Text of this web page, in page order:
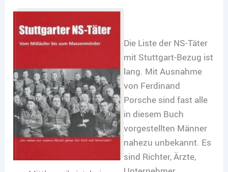
Die Liste der NS-Täter
mit Stuttgart-Bezug ist
lang. Mit Ausnahme
von Ferdinand
Porsche sind fast alle
in diesem Buch
vorgestellten Männer
nahezu unbekannt. Es
sind Richter, Ärzte,